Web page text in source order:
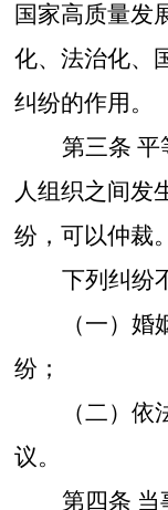
国家高质量发
化、法治化、
纠纷的作用。
第三条 平
人组织之间发
纷，可以仲裁。
下列纠纷
（一）
纷；
（二）
议。
第四条 当